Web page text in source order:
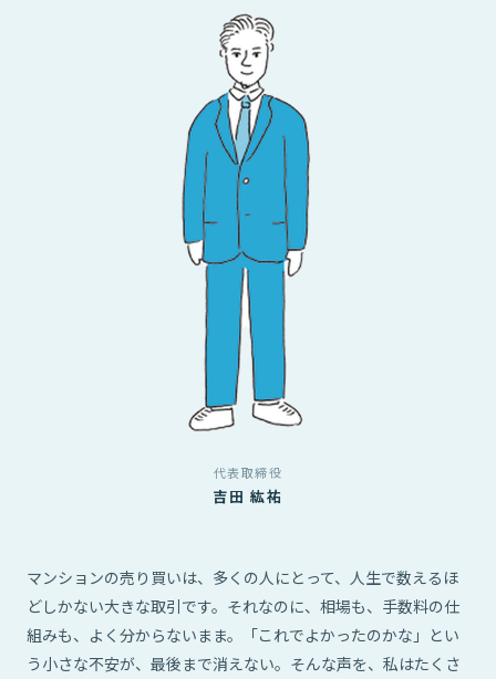
マンションの売り買いは、多くの人にとって、人生で数えるほ
どしかない大きな取引です。それなのに、相場も、手数料の仕
組みも、よく分からないまま。「これでよかったのかな」とい
う小さな不安が、最後まで消えない。そんな声を、私はたくさ
代表取締役
吉田 紘祐